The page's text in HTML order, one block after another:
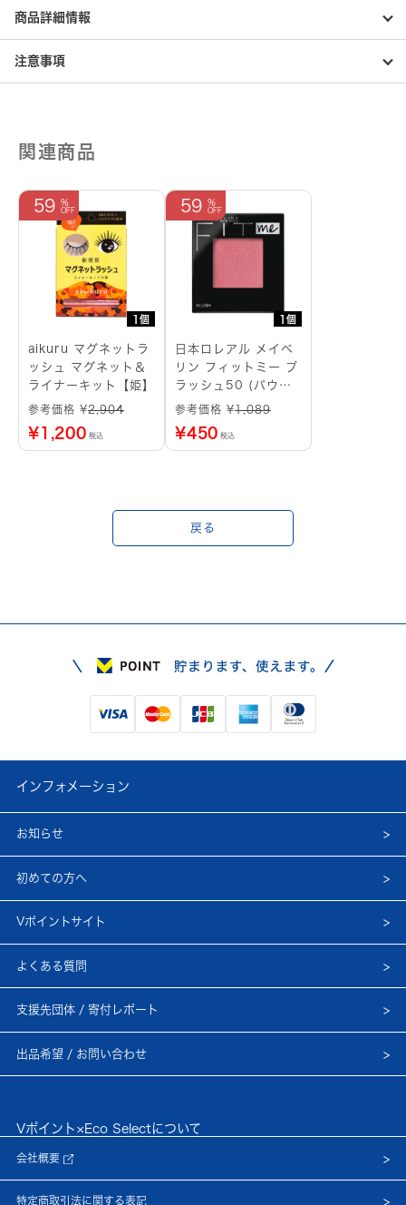
商品詳細情報
注意事項
関連商品
1個
59
aikuru マグネットラ
ッシュ マグネット＆
ライナーキット【姫】
参考価格 ¥2,904
¥1,200 税込
1個
59
日本ロレアル メイベ
リン フィットミー ブ
ラッシュ50 (パウダ
ーチーク)
参考価格 ¥1,089
¥450 税込
戻る
インフォメーション
お知らせ
初めての方へ
Vポイントサイト
よくある質問
支援先団体 / 寄付レポート
出品希望 / お問い合わせ
Vポイント×Eco Selectについて
会社概要
特定商取引法に関する表記